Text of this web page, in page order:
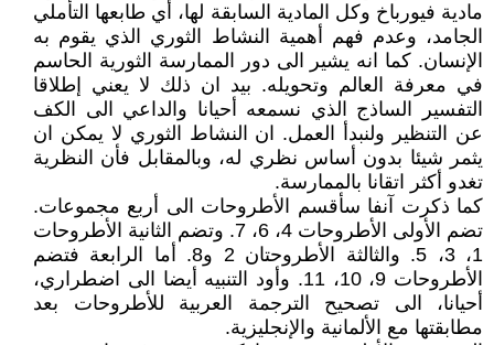
مادية فيورباخ وكل المادية السابقة لها، أي طابعها التأملي
الجامد، وعدم فهم أهمية النشاط الثوري الذي يقوم به
الإنسان. كما انه يشير الى دور الممارسة الثورية الحاسم
في معرفة العالم وتحويله. بيد ان ذلك لا يعني إطلاقا
التفسير الساذج الذي نسمعه أحيانا والداعي الى الكف
عن التنظير ولنبدأ العمل. ان النشاط الثوري لا يمكن ان
يثمر شيئا بدون أساس نظري له، وبالمقابل فأن النظرية
تغدو أكثر اتقانا بالممارسة.
كما ذكرت آنفا سأقسم الأطروحات الى أربع مجموعات.
تضم الأولى الأطروحات 4، 6، 7. وتضم الثانية الأطروحات
1، 3، 5. والثالثة الأطروحتان 2 و8. أما الرابعة فتضم
الأطروحات 9، 10، 11. وأود التنبيه أيضا الى اضطراري،
أحيانا، الى تصحيح الترجمة العربية للأطروحات بعد
مطابقتها مع الألمانية والإنجليزية.